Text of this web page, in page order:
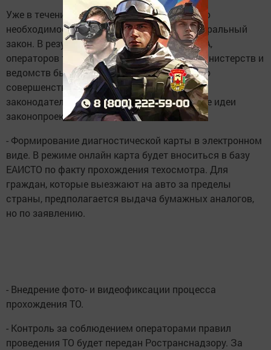
Уже в течение четырех лет идут дискуссии о
необходимости внесения изменений в федеральный
закон. В результате совместной работы РСА,
операторов техосмотра, представителей министерств и
ведомств был подготовлен законопроект по
совершенствованию существующего
законодательства. Каковы принципиальные идеи
законопроекта?
- Формирование диагностической карты в электронном
виде. В режиме онлайн карта будет вноситься в базу
ЕАИСТО по факту прохождения техосмотра. Для
граждан, которые выезжают на авто за пределы
страны, предполагается выдача бумажных аналогов,
но по заявлению.
- Внедрение фото- и видеофиксации процесса
прохождения ТО.
- Контроль за соблюдением операторами правил
проведения ТО будет передан Ространснадзору. За